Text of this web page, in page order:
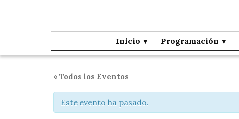
Café la Palma
Programando música en directo en Madrid, desde 1995.
Inicio Programación
« Todos los Eventos
Este evento ha pasado.